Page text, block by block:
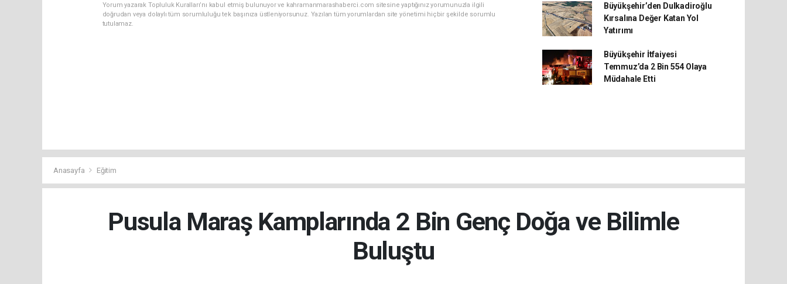
Yorum yazarak Topluluk Kuralları’nı kabul etmiş bulunuyor ve kahramanmarashaberci.com sitesine yaptığınız yorumunuzla ilgili
doğrudan veya dolaylı tüm sorumluluğu tek başınıza üstleniyorsunuz. Yazılan tüm yorumlardan site yönetimi hiçbir şekilde sorumlu
tutulamaz.
Büyükşehir’den Dulkadiroğlu
Kırsalına Değer Katan Yol
Yatırımı
Büyükşehir İtfaiyesi
Temmuz’da 2 Bin 554 Olaya
Müdahale Etti
Anasayfa Eğitim
Pusula Maraş Kamplarında 2 Bin Genç Doğa ve Bilimle
Buluştu